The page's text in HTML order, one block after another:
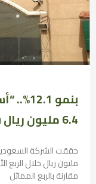
بنمو
6.4 مليون ريال في الربع الأول من 2026
مقارنة بالربع المماثل